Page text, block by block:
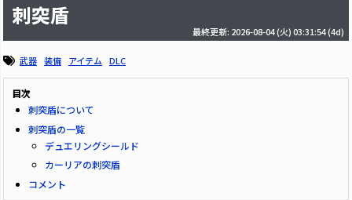
刺突盾
最終更新: 2026-08-04 (火) 03:31:54(4d)
武器 装備 アイテム DLC
目次
刺突盾について
刺突盾の一覧
デュエリングシールド
カーリアの刺突盾
コメント